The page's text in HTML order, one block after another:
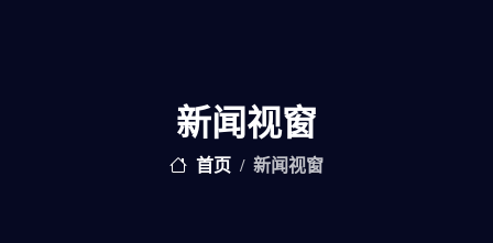
新闻视窗
首页 新闻视窗